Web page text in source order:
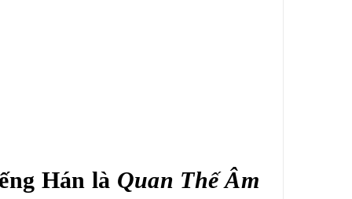
Hán là Quan Thế Âm